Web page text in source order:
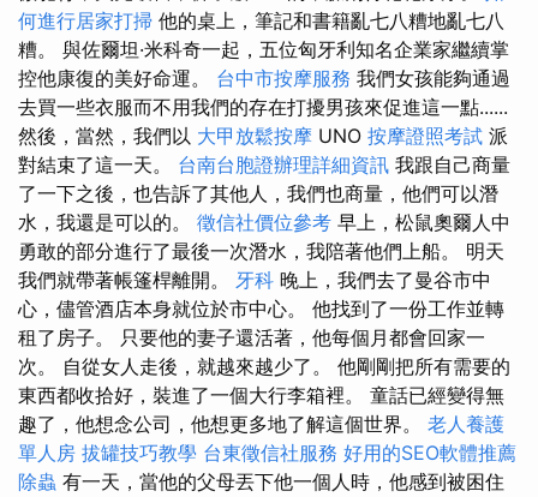
何進行居家打掃 他的桌上，筆記和書籍亂七八糟地亂七八
糟。 與佐爾坦·米科奇一起，五位匈牙利知名企業家繼續掌
控他康復的美好命運。 台中市按摩服務 我們女孩能夠通過
去買一些衣服而不用我們的存在打擾男孩來促進這一點......
然後，當然，我們以 大甲放鬆按摩 UNO 按摩證照考試 派
對結束了這一天。 台南台胞證辦理詳細資訊 我跟自己商量
了一下之後，也告訴了其他人，我們也商量，他們可以潛
水，我還是可以的。 徵信社價位參考 早上，松鼠奧爾人中
勇敢的部分進行了最後一次潛水，我陪著他們上船。 明天
我們就帶著帳篷桿離開。 牙科 晚上，我們去了曼谷市中
心，儘管酒店本身就位於市中心。 他找到了一份工作並轉
租了房子。 只要他的妻子還活著，他每個月都會回家一
次。 自從女人走後，就越來越少了。 他剛剛把所有需要的
東西都收拾好，裝進了一個大行李箱裡。 童話已經變得無
趣了，他想念公司，他想更多地了解這個世界。 老人養護
單人房 拔罐技巧教學 台東徵信社服務 好用的SEO軟體推薦
除蟲 有一天，當他的父母丟下他一個人時，他感到被困住